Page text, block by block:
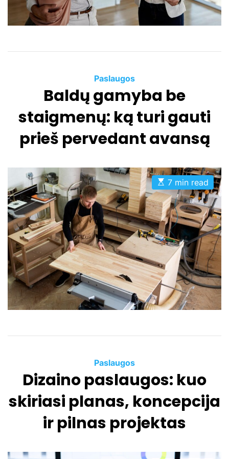
t
e
C
a
t
e
o
i
e
s
Paslaugos
Baldų gamyba be
staigmenų: ką turi gauti
prieš pervedant avansą
E
s
t
i
m
a
t
e
d
e
a
d
t
i
m
e
7 min read
C
a
t
e
o
Paslaugos
Dizaino paslaugos: kuo
skiriasi planas, koncepcija
ir pilnas projektas